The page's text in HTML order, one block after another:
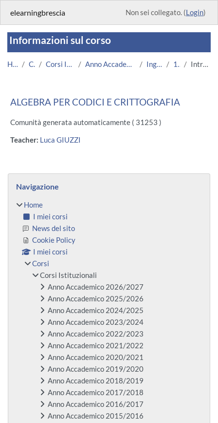
elearningbrescia Non sei collegato. (Login)
Informazioni sul corso
Home Corsi Corsi Istituzionali Anno Accademico 2013/2014 Ingegneria 1487 Introduzione
ALGEBRA PER CODICI E CRITTOGRAFIA
Comunità generata automaticamente ( 31253 )
Teacher: Luca GIUZZI
Blocchi
Navigazione
Home
I miei corsi
News del sito
Cookie Policy
I miei corsi
Corsi
Corsi Istituzionali
Anno Accademico 2026/2027
Anno Accademico 2025/2026
Anno Accademico 2024/2025
Anno Accademico 2023/2024
Anno Accademico 2022/2023
Anno Accademico 2021/2022
Anno Accademico 2020/2021
Anno Accademico 2019/2020
Anno Accademico 2018/2019
Anno Accademico 2017/2018
Anno Accademico 2016/2017
Anno Accademico 2015/2016